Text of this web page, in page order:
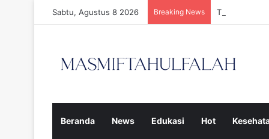
Sabtu, Agustus 8 2026 Breaking News Tiga Calon
Beranda News Edukasi Hot